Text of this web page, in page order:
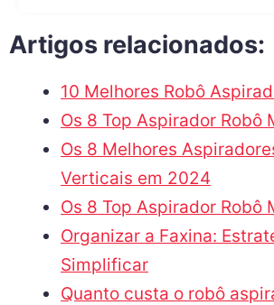
Artigos relacionados:
10 Melhores Robô
Os 8 Top Aspirador Robô
Os 8 Melhores
Verticais em 2024
Os 8 Top Aspirador Robô
Organizar a Faxina:
Simplificar
Quanto custa o robô